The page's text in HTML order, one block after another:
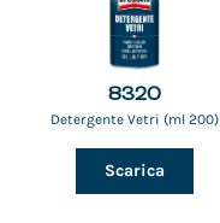
8320
Detergente Vetri (ml 200)
Scarica